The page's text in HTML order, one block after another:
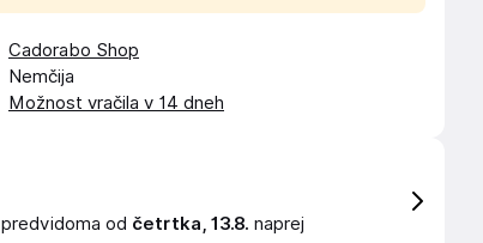
Cadorabo Shop
Nemčija
Možnost vračila v 14 dneh
predvidoma od četrtka, 13.8. naprej